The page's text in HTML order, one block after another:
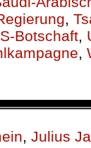
,
Botschaft,
,
, Julius